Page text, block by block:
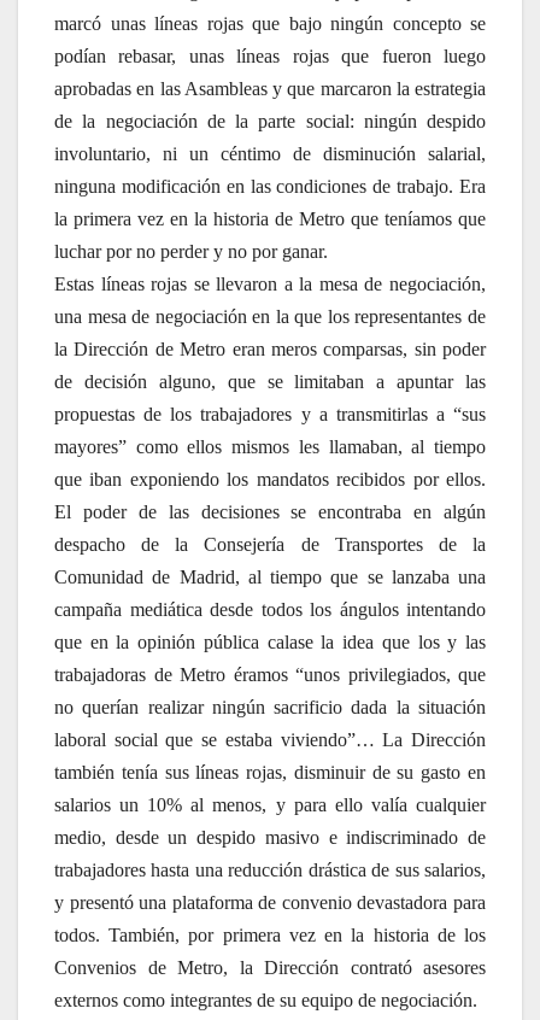
marcó unas líneas rojas que bajo ningún concepto se
podían rebasar, unas líneas rojas que fueron luego
aprobadas en las Asambleas y que marcaron la estrategia
de la negociación de la parte social: ningún despido
involuntario, ni un céntimo de disminución salarial,
ninguna modificación en las condiciones de trabajo. Era
la primera vez en la historia de Metro que teníamos que
luchar por no perder y no por ganar.
Estas líneas rojas se llevaron a la mesa de negociación,
una mesa de negociación en la que los representantes de
la Dirección de Metro eran meros comparsas, sin poder
de decisión alguno, que se limitaban a apuntar las
propuestas de los trabajadores y a transmitirlas a “sus
mayores” como ellos mismos les llamaban, al tiempo
que iban exponiendo los mandatos recibidos por ellos.
El poder de las decisiones se encontraba en algún
despacho de la Consejería de Transportes de la
Comunidad de Madrid, al tiempo que se lanzaba una
campaña mediática desde todos los ángulos intentando
que en la opinión pública calase la idea que los y las
trabajadoras de Metro éramos “unos privilegiados, que
no querían realizar ningún sacrificio dada la situación
laboral social que se estaba viviendo”… La Dirección
también tenía sus líneas rojas, disminuir de su gasto en
salarios un 10% al menos, y para ello valía cualquier
medio, desde un despido masivo e indiscriminado de
trabajadores hasta una reducción drástica de sus salarios,
y presentó una plataforma de convenio devastadora para
todos. También, por primera vez en la historia de los
Convenios de Metro, la Dirección contrató asesores
externos como integrantes de su equipo de negociación.